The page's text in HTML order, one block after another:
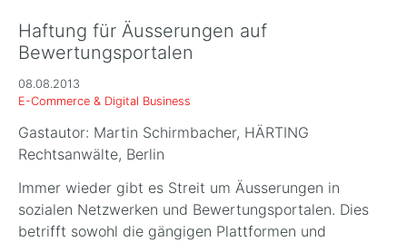
Haftung für Äusserungen auf
Bewertungsportalen
08.08.2013
E-Commerce & Digital Business
Gastautor: Martin Schirmbacher, HÄRTING
Rechtsanwälte, Berlin
Immer wieder gibt es Streit um Äusserungen in
sozialen Netzwerken und Bewertungsportalen. Dies
betrifft sowohl die gängigen Plattformen und